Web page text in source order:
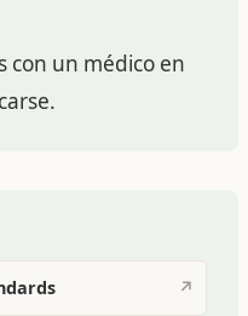
con un médico en
↗